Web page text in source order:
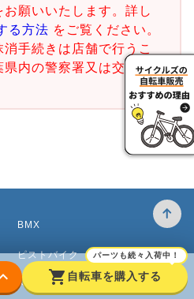
願いいたします。詳し
る方法 をご覧ください。
手続きは店舗で行うこ
県内の警察署又は交番ま
shopping_cart
パーツも続々入荷中！
自転車を購入する
BMX
ピストバイク
ベビーカー